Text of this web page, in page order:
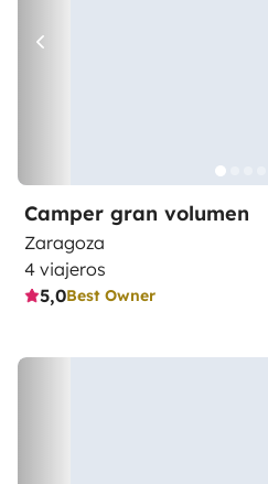
Camper gran volumen
Zaragoza
4 viajeros
5,0Best Owner